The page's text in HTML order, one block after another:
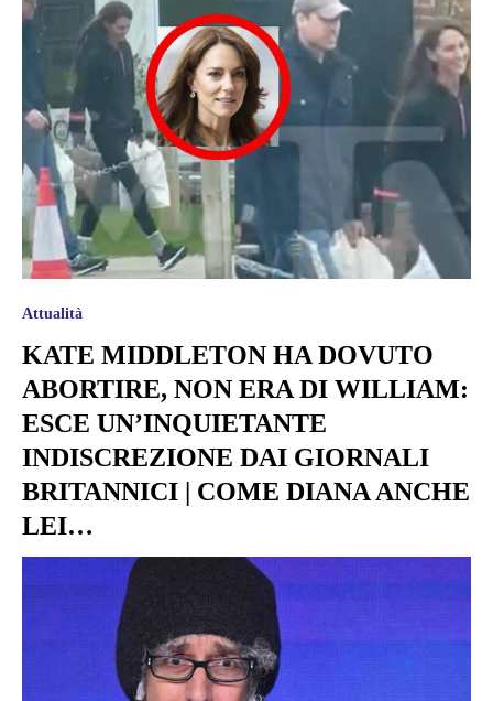
Attualità
KATE MIDDLETON HA DOVUTO
ABORTIRE, NON ERA DI WILLIAM:
ESCE UN’INQUIETANTE
INDISCREZIONE DAI GIORNALI
BRITANNICI | COME DIANA ANCHE
LEI…